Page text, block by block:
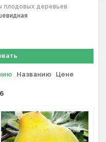
плодовых деревьев
Названию
Цене